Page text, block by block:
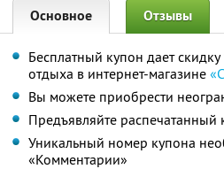
Основное Отзывы
Бесплатный купон дает
отдыха в интернет-магазине
Вы можете приобрести
Предъявляйте распечатанный
Уникальный номер купона
«Комментарии»